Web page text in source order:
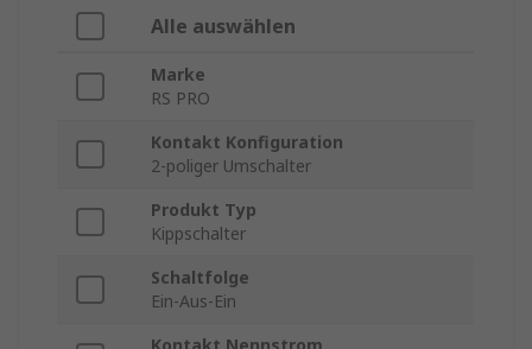
Alle auswählen
Marke
RS PRO
Kontakt Konfiguration
2-poliger Umschalter
Produkt Typ
Kippschalter
Schaltfolge
Ein-Aus-Ein